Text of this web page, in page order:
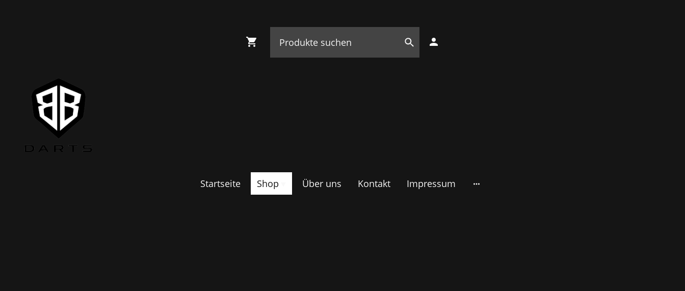
Startseite Shop Über uns Kontakt Impressum